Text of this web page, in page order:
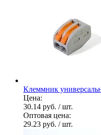
Клеммник
Цена:
30.14 руб. / шт.
Оптовая цена:
29.23 руб. / шт.